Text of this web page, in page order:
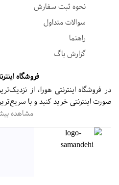
نحوه ثبت سفارش
سوالات متداول
راهنما
گزارش باگ
فروشگاه
در فروشگاه اینترنتی هورا، از
صورت اینترنتی خرید کنید و با
مشاهده